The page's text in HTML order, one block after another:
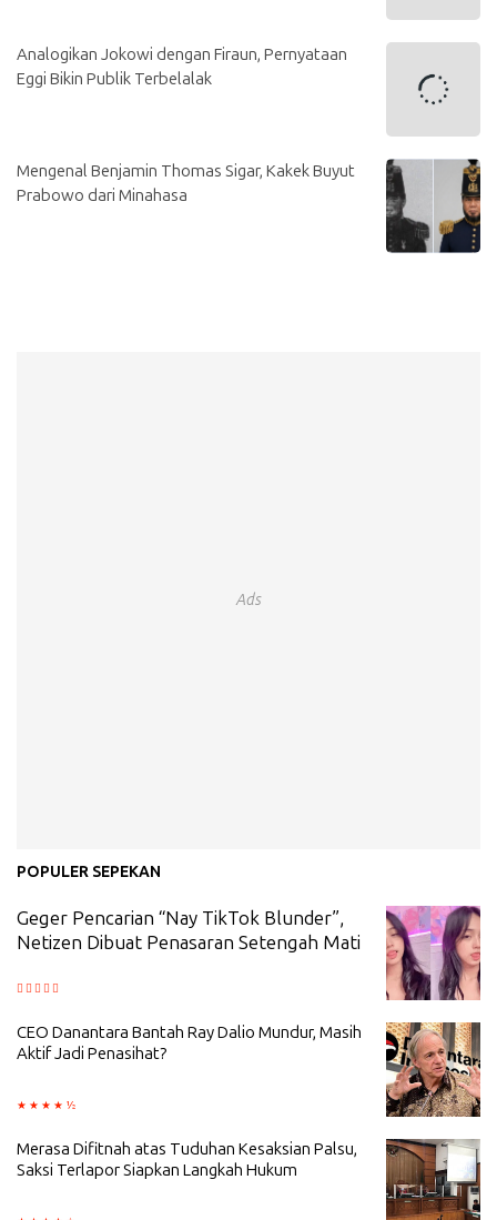
Analogikan Jokowi dengan Firaun, Pernyataan
Eggi Bikin Publik Terbelalak
Mengenal Benjamin Thomas Sigar, Kakek Buyut
Prabowo dari Minahasa
Ads
POPULER SEPEKAN
Geger Pencarian “Nay TikTok Blunder”,
Netizen Dibuat Penasaran Setengah Mati
CEO Danantara Bantah Ray Dalio Mundur, Masih
Aktif Jadi Penasihat?
Merasa Difitnah atas Tuduhan Kesaksian Palsu,
Saksi Terlapor Siapkan Langkah Hukum